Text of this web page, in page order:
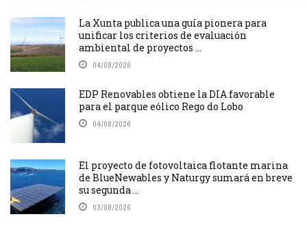
La Xunta publica una guía pionera para
unificar los criterios de evaluación
ambiental de proyectos ...
04/08/2026
EDP Renovables obtiene la DIA favorable
para el parque eólico Rego do Lobo
04/08/2026
El proyecto de fotovoltaica flotante marina
de BlueNewables y Naturgy sumará en breve
su segunda ...
03/08/2026